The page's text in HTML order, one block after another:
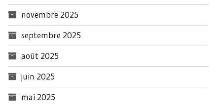
novembre 2025
septembre 2025
août 2025
juin 2025
mai 2025